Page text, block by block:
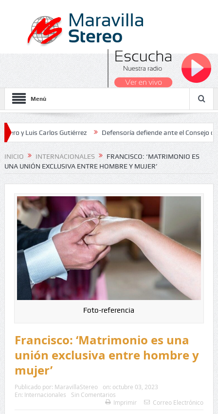
Menú
Carlos Gutiérrez Defensoría defiende ante el Consejo de
2026
INICIO INTERNACIONALES
FRANCISCO: ‘MATRIMONIO ES
UNA UNIÓN EXCLUSIVA ENTRE HOMBRE Y MUJER’
Foto-referencia
Francisco: ‘Matrimonio es una
unión exclusiva entre hombre y
mujer’
Publicado por: MaravillaStereo on: octubre 03, 2023
En: Internacionales
Sin Comentarios
Imprimir
Correo Electrónico